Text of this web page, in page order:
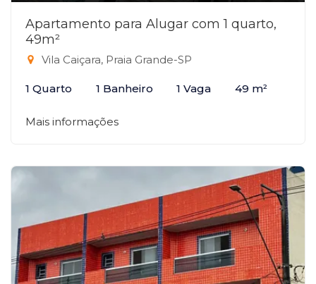
Apartamento para Alugar com 1 quarto,
49m²
Vila Caiçara, Praia Grande-SP
1 Quarto 1 Banheiro 1 Vaga 49 m²
Mais informações